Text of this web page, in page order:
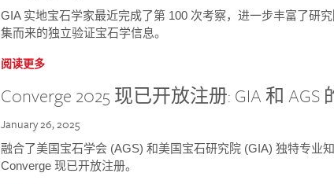
GIA 实地宝石学家最近完成了第 100 次考察，进一步丰富了研
集而来的独立验证宝石学信息。
阅读更多
Converge 2025 现已开放注册: GIA 和
January 26, 2025
融合了美国宝石学会 (AGS) 和美国宝石研究院 (GIA) 独特专业
Converge 现已开放注册。